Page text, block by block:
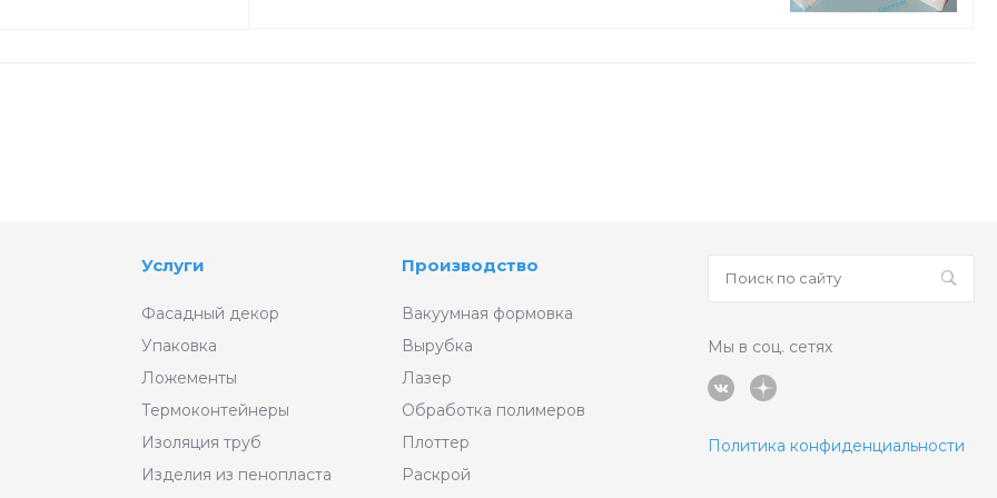
Услуги
Фасадный декор
Упаковка
Ложементы
Термоконтейнеры
Изоляция труб
Изделия из пенопласта
Производство
Вакуумная формовка
Вырубка
Лазер
Обработка полимеров
Плоттер
Раскрой
Мы в соц. сетях
Политика конфиденциальности